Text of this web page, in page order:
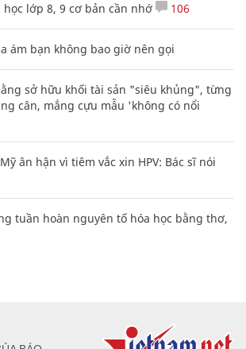
học lớp 8, 9 cơ bản cần nhớ 106
ám bạn không bao giờ nên gọi
sở hữu khối tài sản "siêu khủng", từng
cân, mắng cựu mẫu 'không có nổi
ân hận vì tiêm vắc xin HPV: Bác sĩ nói
tuần hoàn nguyên tố hóa học bằng thơ,